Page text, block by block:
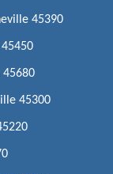
45390
45300